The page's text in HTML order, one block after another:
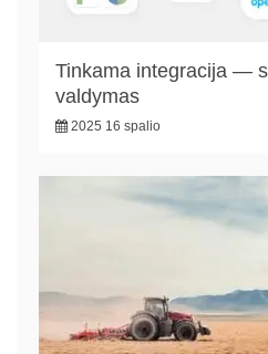
Tinkama integracija —
valdymas
2025 16 spalio